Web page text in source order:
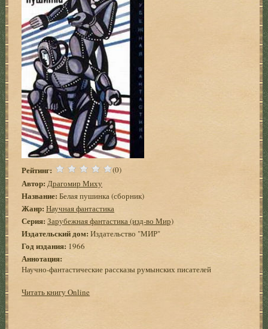
Рейтинг: (0)
Автор: Драгомир Миху
Название: Белая пушинка (сборник)
Жанр: Научная фантастика
Серия: Зарубежная фантастика (изд-во Мир)
Издательский дом: Издательство "МИР"
Год издания: 1966
Аннотация:
Научно-фантастические рассказы румынских писателей
Читать книгу Online